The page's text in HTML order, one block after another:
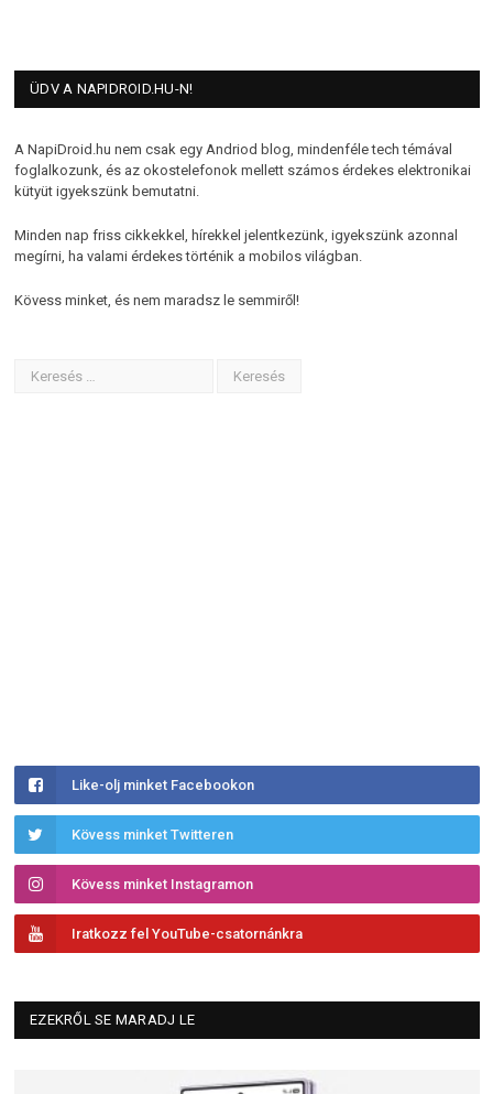
ÜDV A NAPIDROID.HU-N!
A NapiDroid.hu nem csak egy Andriod blog, mindenféle tech témával
foglalkozunk, és az okostelefonok mellett számos érdekes elektronikai
kütyüt igyekszünk bemutatni.
Minden nap friss cikkekkel, hírekkel jelentkezünk, igyekszünk azonnal
megírni, ha valami érdekes történik a mobilos világban.
Kövess minket, és nem maradsz le semmiről!
Like-olj minket Facebookon
Kövess minket Twitteren
Kövess minket Instagramon
Iratkozz fel YouTube-csatornánkra
EZEKRŐL SE MARADJ LE